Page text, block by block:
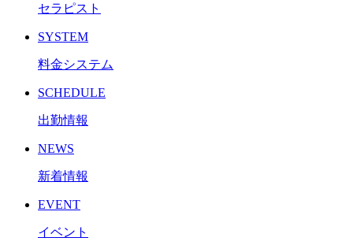
セラピスト
SYSTEM
料金システム
SCHEDULE
出勤情報
NEWS
新着情報
EVENT
イベント